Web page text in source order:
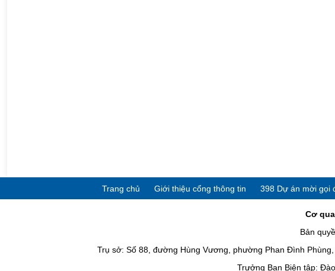
Trang chủ Giới thiệu cổng thông tin 398 Dự án mời gọi
Cơ
Bản
Trụ sở: Số 88, đường Hùng Vương, phường Phan Đình
Trưởng Ban Biên tập: